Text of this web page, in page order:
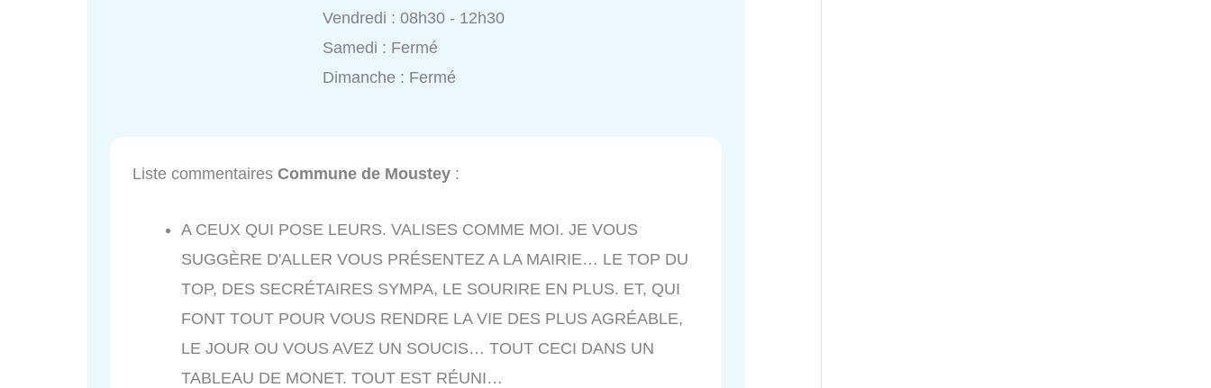
Vendredi : 08h30 - 12h30
Samedi : Fermé
Dimanche : Fermé
Liste commentaires Commune de Moustey :
A CEUX QUI POSE LEURS. VALISES COMME MOI. JE VOUS
SUGGÈRE D'ALLER VOUS PRÉSENTEZ A LA MAIRIE… LE TOP DU
TOP, DES SECRÉTAIRES SYMPA, LE SOURIRE EN PLUS. ET, QUI
FONT TOUT POUR VOUS RENDRE LA VIE DES PLUS AGRÉABLE,
LE JOUR OU VOUS AVEZ UN SOUCIS… TOUT CECI DANS UN
TABLEAU DE MONET. TOUT EST RÉUNI…